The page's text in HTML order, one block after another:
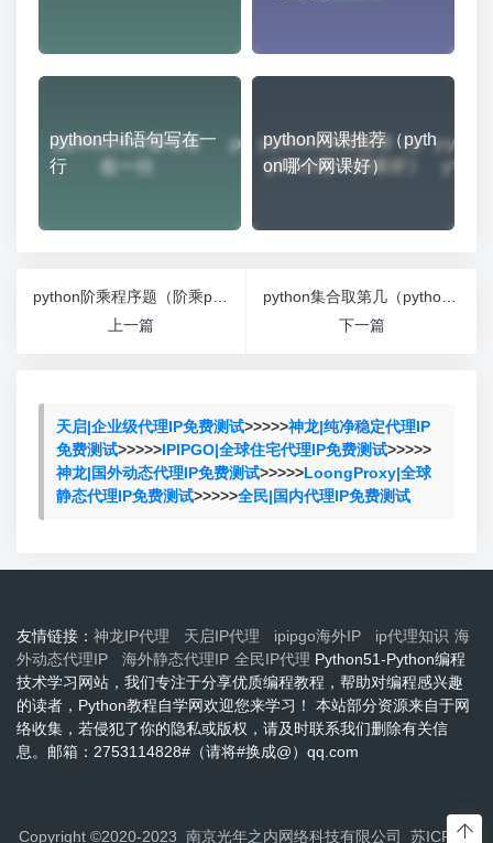
python中if语句写在一
行
python网课推荐（pyth
on哪个网课好）
上一篇
下一篇
天启|企业级代理IP免费测试>>>>>神龙|纯净稳定代理IP
免费测试>>>>>IPIPGO|全球住宅代理IP免费测试>>>>>
神龙|国外动态代理IP免费测试>>>>>LoongProxy|全球
静态代理IP免费测试>>>>>全民|国内代理IP免费测试
友情链接： 神龙IP代理 天启IP代理 ipipgo海外IP ip代理知识 海
外动态代理IP
海外静态代理IP 全民IP代理 Python51-Python编程
技术学习网站，我们专注于分享优质编程教程，帮助对编程感兴趣
的读者，Python教程自学网欢迎您来学习！ 本站部分资源来自于网
络收集，若侵犯了你的隐私或版权，请及时联系我们删除有关信
息。邮箱：2753114828#（请将#换成@）qq.com
Copyright ©2020-2023 南京光年之内网络科技有限公司 苏ICP备2